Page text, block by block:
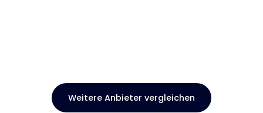
Weitere Anbieter vergleichen